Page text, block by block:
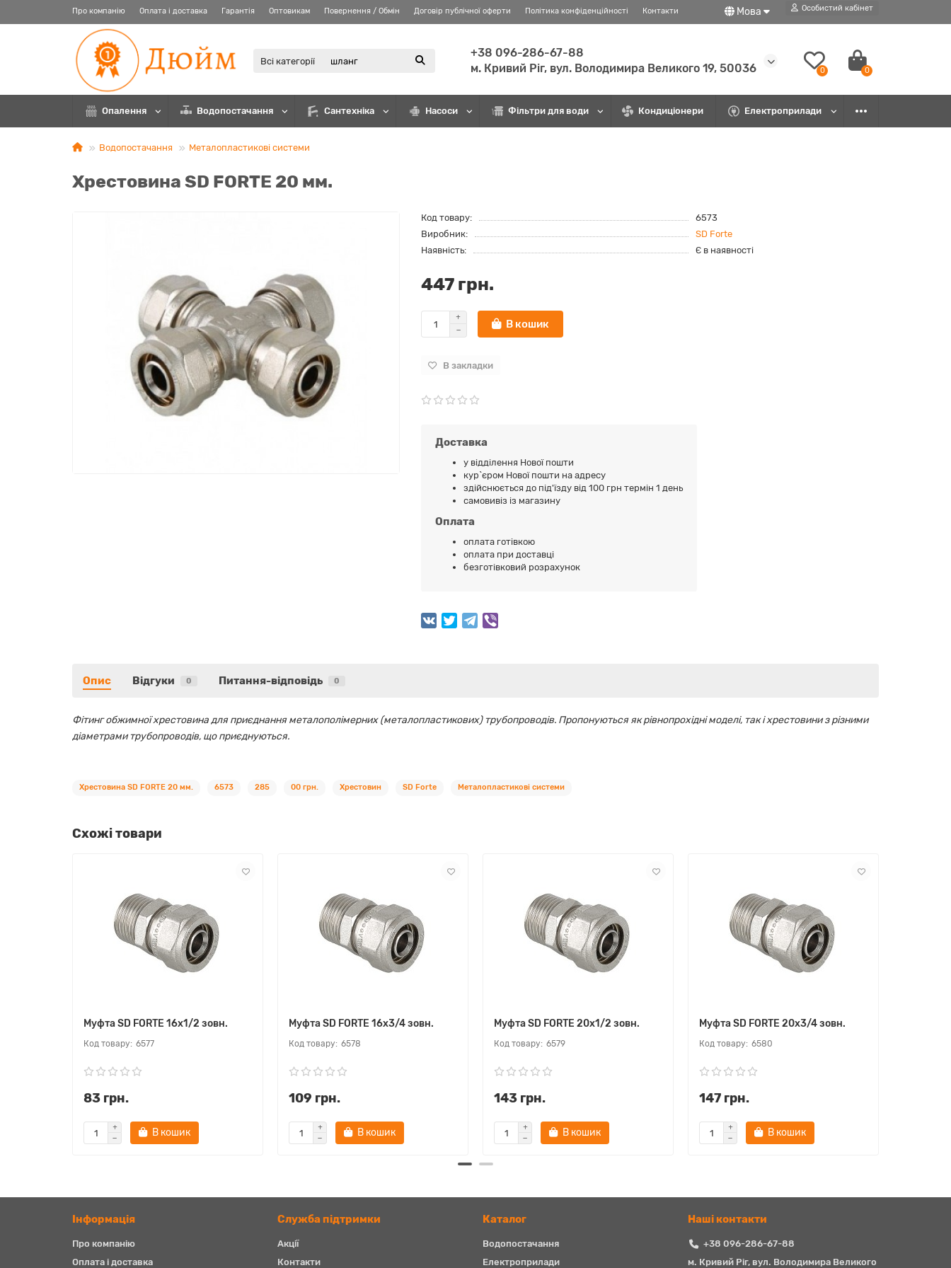
Про компанію Оплата і доставка Гарантія Оптовикам Повернення / Обмін Договір публічної оферти Політика конфіденційності Контакти Мова Особистий кабінет
Всі категорії
+38 096-286-67-88
м. Кривий Ріг, вул. Володимира Великого 19, 50036
0 0
Опалення Водопостачання Сантехніка Насоси Фільтри для води Кондиціонери Електроприлади
Водопостачання Металопластикові системи
Хрестовина SD FORTE 20 мм.
Код товару:
6573
Виробник:
SD Forte
Наявність:
Є в наявності
447 грн.
В кошик
В закладки
Доставка
у відділення Нової пошти
кур`єром Нової пошти на адресу
здійснюється до під'їзду від 100 грн термін 1 день
самовивіз із магазину
Оплата
оплата готівкою
оплата при доставці
безготівковий розрахунок
Опис Відгуки 0 Питання-відповідь 0
Фітинг обжимної хрестовина для приєднання металополімерних (металопластикових) трубопроводів. Пропонуються як рівнопрохідні моделі, так і хрестовини з різними
діаметрами трубопроводів, що приєднуються.
Хрестовина SD FORTE 20 мм. 6573 285 00 грн. Хрестовин SD Forte Металопластикові системи
Схожі товари
Муфта SD FORTE 16х1/2 зовн.
6577
83 грн.
В кошик
Муфта SD FORTE 16х3/4 зовн.
6578
109 грн.
В кошик
Муфта SD FORTE 20х1/2 зовн.
6579
143 грн.
В кошик
Муфта SD FORTE 20х3/4 зовн.
6580
147 грн.
В кошик
Iнформація
Про компанію
Оплата і доставка
Служба підтримки
Акції
Контакти
Каталог
Водопостачання
Електроприлади
Наші контакти
+38 096-286-67-88
м. Кривий Ріг, вул. Володимира Великого